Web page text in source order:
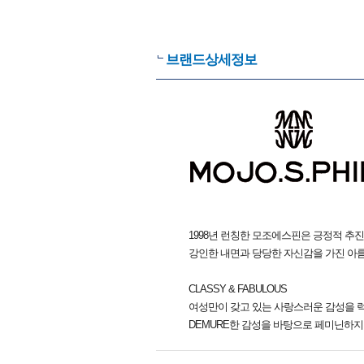
브랜드상세정보
1998년 런칭한 모조에스핀은 긍정적 추
강인한 내면과 당당한 자신감을 가진 아
CLASSY & FABULOUS
여성만이 갖고 있는 사랑스러운 감성을
DEMURE한 감성을 바탕으로 페미닌하